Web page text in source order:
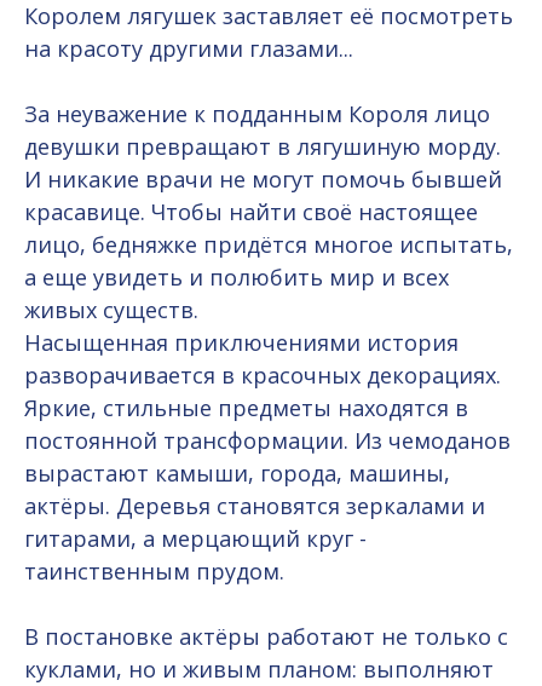
Королем лягушек заставляет её посмотреть
на красоту другими глазами...
За неуважение к подданным Короля лицо
девушки превращают в лягушиную морду.
И никакие врачи не могут помочь бывшей
красавице. Чтобы найти своё настоящее
лицо, бедняжке придётся многое испытать,
а еще увидеть и полюбить мир и всех
живых существ.
Насыщенная приключениями история
разворачивается в красочных декорациях.
Яркие, стильные предметы находятся в
постоянной трансформации. Из чемоданов
вырастают камыши, города, машины,
актёры. Деревья становятся зеркалами и
гитарами, а мерцающий круг -
таинственным прудом.
В постановке актёры работают не только с
куклами, но и живым планом: выполняют